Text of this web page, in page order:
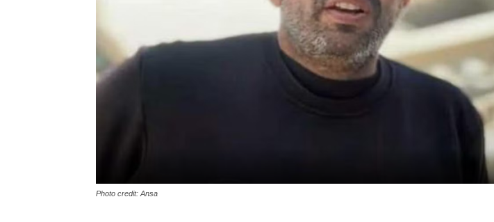
Photo credit: Ansa